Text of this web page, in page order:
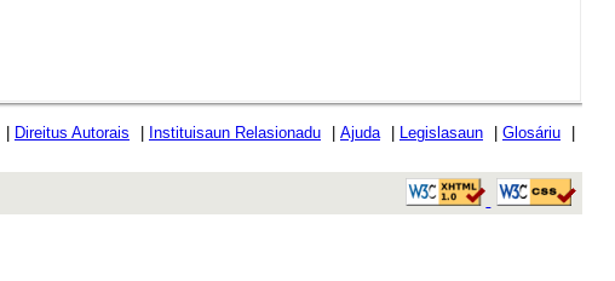
Direitus Autorais Instituisaun Relasionadu Ajuda Legislasaun Glosáriu